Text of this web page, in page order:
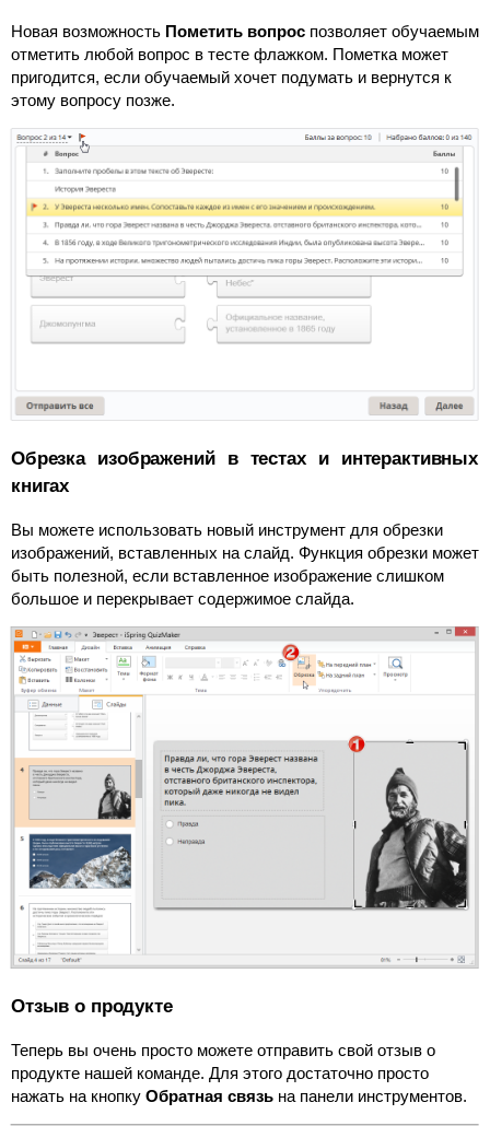
Новая возможностьПометить вопроспозволяет обучаемым
отметить любой вопрос в тесте флажком. Пометка может
пригодится, если обучаемый хочет подумать и вернутся к
этому вопросу позже.
Обрезка изображений в тестах и интерактивных
книгах
Вы можете использовать новый инструмент для обрезки
изображений, вставленных на слайд. Функция обрезки может
быть полезной, если вставленное изображение слишком
большое и перекрывает содержимое слайда.
Отзыв о продукте
Теперь вы очень просто можете отправить свой отзыв о
продукте нашей команде. Для этого достаточно просто
нажать на кнопку Обратная связьна панели инструментов.